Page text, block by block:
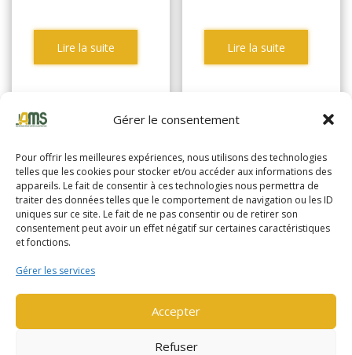
Gérer le consentement
Pour offrir les meilleures expériences, nous utilisons des technologies
telles que les cookies pour stocker et/ou accéder aux informations des
appareils. Le fait de consentir à ces technologies nous permettra de
traiter des données telles que le comportement de navigation ou les ID
uniques sur ce site. Le fait de ne pas consentir ou de retirer son
consentement peut avoir un effet négatif sur certaines caractéristiques
et fonctions.
Gérer les services
Accepter
Refuser
Lire la suite Lire la suite